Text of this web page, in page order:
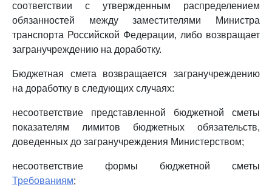
соответствии с утвержденным распределением
обязанностей между заместителями Министра
транспорта Российской Федерации, либо возвращает
загранучреждению на доработку.
Бюджетная смета возвращается загранучреждению
на доработку в следующих случаях:
несоответствие представленной бюджетной сметы
показателям лимитов бюджетных обязательств,
доведенных до загранучреждения Министерством;
несоответствие формы бюджетной сметы
Требованиям;